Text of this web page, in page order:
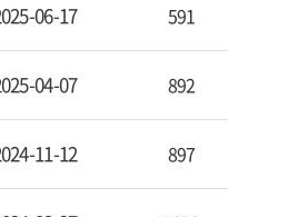
06-17 591
04-07 892
11-12 897